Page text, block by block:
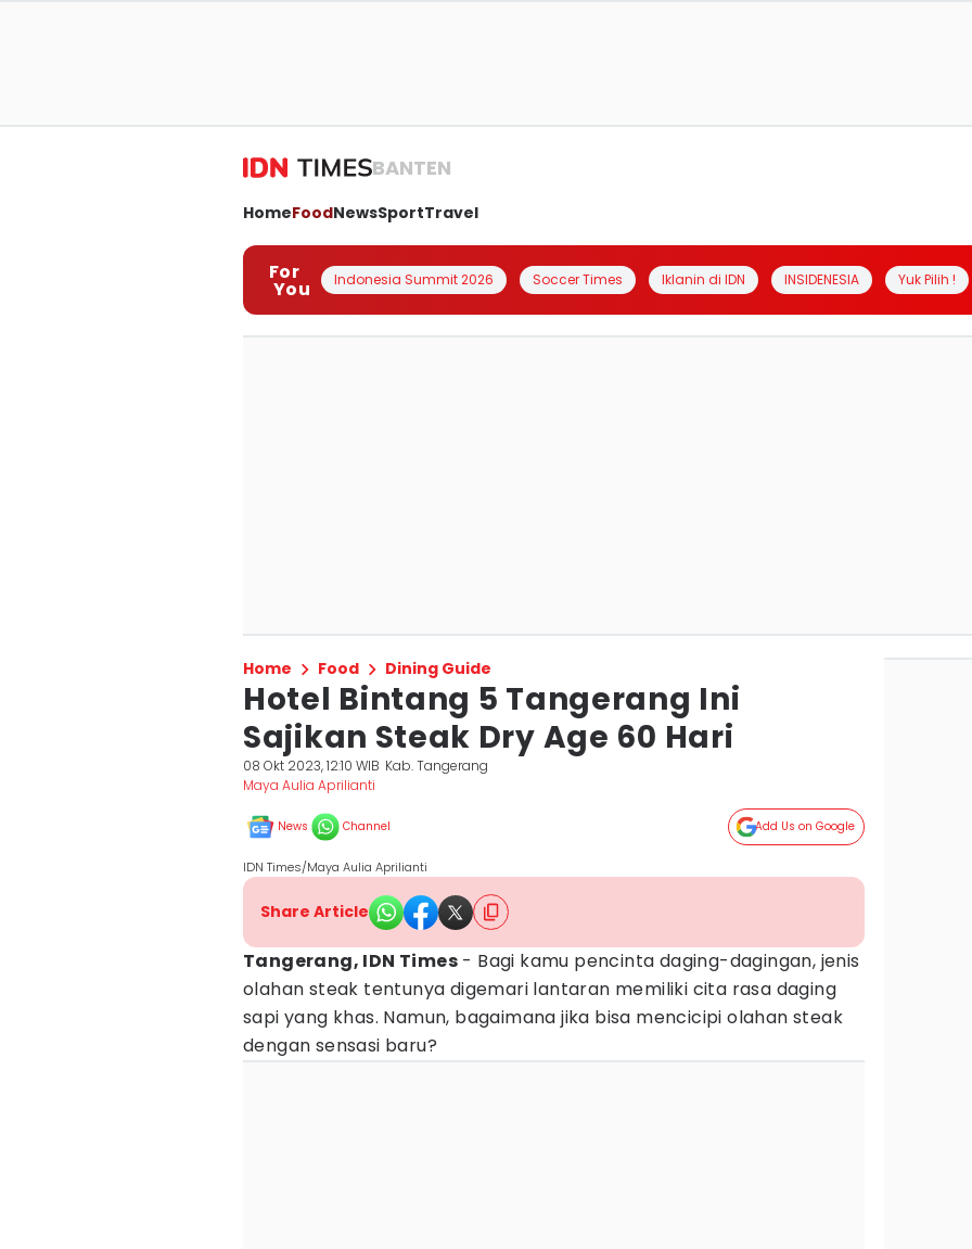
BANTEN
HomeFoodNewsSportTravel
For
You Indonesia Summit 2026 Soccer Times Iklanin di IDN INSIDENESIA Yuk Pilih !
Home Food Dining Guide
Hotel Bintang 5 Tangerang Ini
Sajikan Steak Dry Age 60 Hari
08 Okt 2023, 12:10 WIB Kab. Tangerang
Maya Aulia Aprilianti
News Channel Add Us on Google
IDN Times/Maya Aulia Aprilianti
Share Article
Tangerang, IDN Times - Bagi kamu pencinta daging-dagingan, jenis
olahan steak tentunya digemari lantaran memiliki cita rasa daging
sapi yang khas. Namun, bagaimana jika bisa mencicipi olahan steak
dengan sensasi baru?